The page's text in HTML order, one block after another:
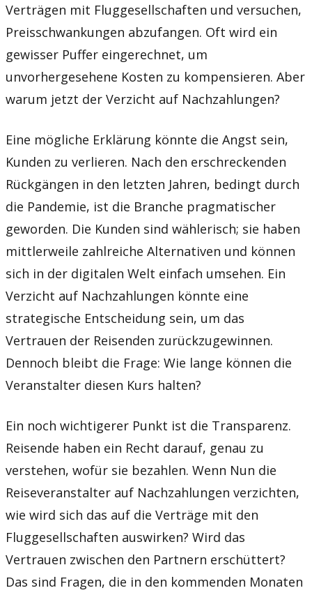
Verträgen mit Fluggesellschaften und versuchen,
Preisschwankungen abzufangen. Oft wird ein
gewisser Puffer eingerechnet, um
unvorhergesehene Kosten zu kompensieren. Aber
warum jetzt der Verzicht auf Nachzahlungen?
Eine mögliche Erklärung könnte die Angst sein,
Kunden zu verlieren. Nach den erschreckenden
Rückgängen in den letzten Jahren, bedingt durch
die Pandemie, ist die Branche pragmatischer
geworden. Die Kunden sind wählerisch; sie haben
mittlerweile zahlreiche Alternativen und können
sich in der digitalen Welt einfach umsehen. Ein
Verzicht auf Nachzahlungen könnte eine
strategische Entscheidung sein, um das
Vertrauen der Reisenden zurückzugewinnen.
Dennoch bleibt die Frage: Wie lange können die
Veranstalter diesen Kurs halten?
Ein noch wichtigerer Punkt ist die Transparenz.
Reisende haben ein Recht darauf, genau zu
verstehen, wofür sie bezahlen. Wenn Nun die
Reiseveranstalter auf Nachzahlungen verzichten,
wie wird sich das auf die Verträge mit den
Fluggesellschaften auswirken? Wird das
Vertrauen zwischen den Partnern erschüttert?
Das sind Fragen, die in den kommenden Monaten